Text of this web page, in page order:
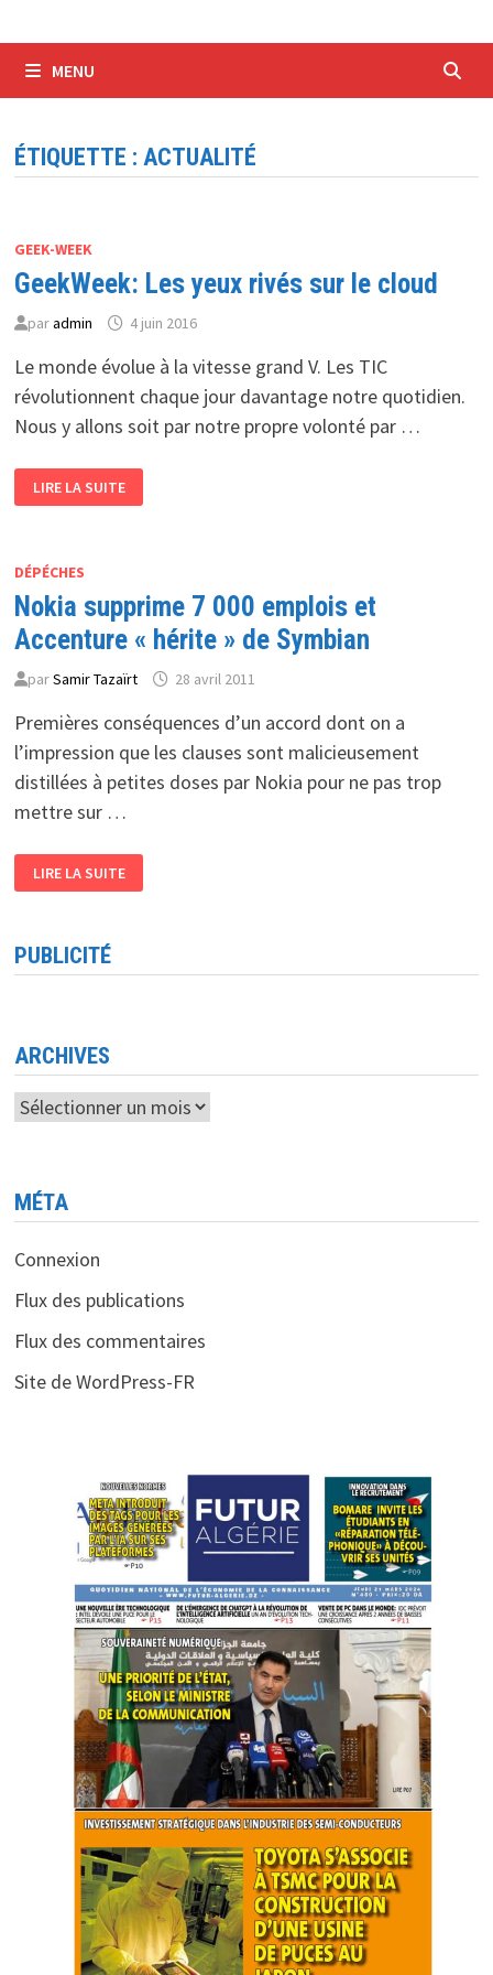
MENU
ÉTIQUETTE : ACTUALITÉ
GEEK-WEEK
GeekWeek: Les yeux rivés sur le cloud
paradmin 4 juin 2016
Le monde évolue à la vitesse grand V. Les TIC
révolutionnent chaque jour davantage notre quotidien.
Nous y allons soit par notre propre volonté par …
LES
YEUX
CLOUD
LIRE LA SUITE
DÉPÉCHES
Nokia supprime 7 000 emplois et
Accenture « hérite » de Symbian
parSamir Tazaïrt 28 avril 2011
Premières conséquences d’un accord dont on a
l’impression que les clauses sont malicieusement
distillées à petites doses par Nokia pour ne pas trop
mettre sur …
SUPPRIME
7
ACCENTURE
«
LIRE LA SUITE
PUBLICITÉ
ARCHIVES
Archives
MÉTA
Connexion
Flux des publications
Flux des commentaires
Site de WordPress-FR